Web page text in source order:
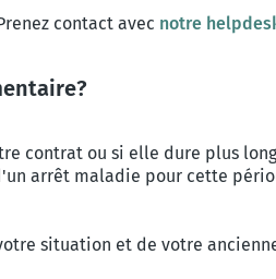
contact avec notre
contrat ou si elle dure plus
arrêt maladie pour cette
situation et de votre